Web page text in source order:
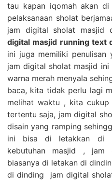
tau kapan iqomah akan di
pelaksanaan sholat
jam digital sholat masjid
digital masjid running text
ini juga memiliki penulisan
jam digital sholat masjid ini
warna merah menyala
baca, kita tidak perlu lagi
melihat waktu , kita
tertentu saja, jam digital
disain yang ramping
ini bisa di letakkan di
kebutuhan masjid ,
biasanya di letakan di
di dinding jam digital